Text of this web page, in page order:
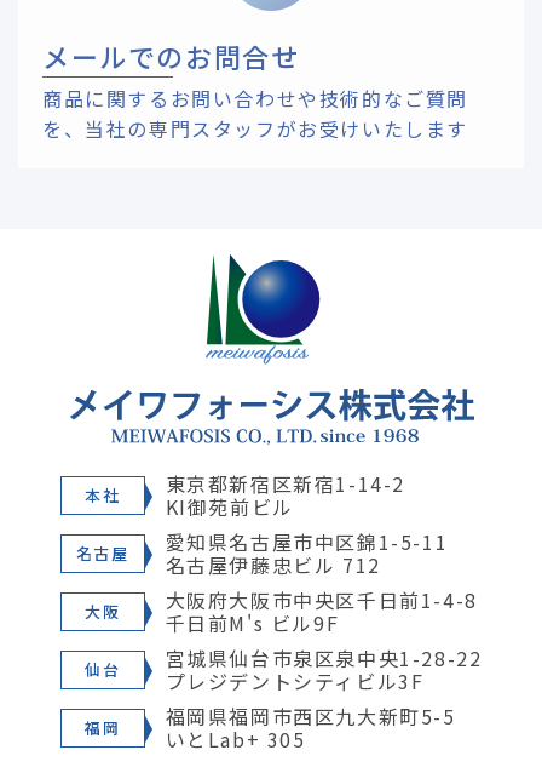
メールでのお問合せ
商品に関するお問い合わせや技術的なご質問
を、 当社の専門スタッフがお受けいたします
本社 東京都新宿区新宿1-14-2
KI御苑前ビル
名古屋 愛知県名古屋市中区錦1-5-11
名古屋伊藤忠ビル 712
大阪 大阪府大阪市中央区千日前1-4-8
千日前M's ビル9F
仙台 宮城県仙台市泉区泉中央1-28-22
プレジデントシティビル3F
福岡 福岡県福岡市西区九大新町5-5
いとLab+ 305